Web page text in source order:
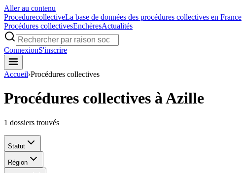
Aller au contenu
ProcedurecollectiveLa base de données des procédures collectives en France
Procédures collectivesEnchèresActualités
ConnexionS'inscrire
Accueil›Procédures collectives
Procédures collectives à Azille
1 dossiers trouvés
Statut
Région